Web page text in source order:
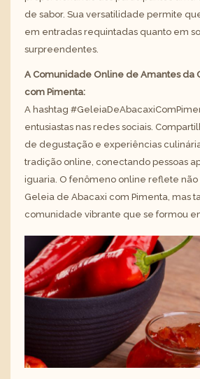
de sabor. Sua versatilidade permite
em entradas requintadas quanto em
surpreendentes.
A Comunidade Online de Amantes da
com Pimenta:
A hashtag
entusiastas nas redes sociais.
de degustação e experiências
tradição online, conectando pessoas
iguaria. O fenômeno online reflete
Geleia de Abacaxi com Pimenta, mas
comunidade vibrante que se formou